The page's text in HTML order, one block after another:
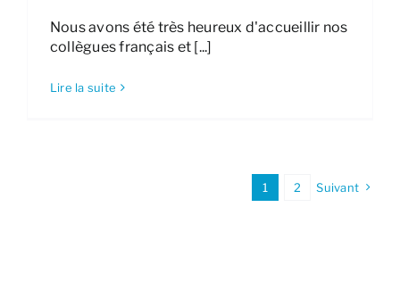
Nous avons été très heureux d'accueillir nos
collègues français et [...]
Lire la suite
1 2 Suivant